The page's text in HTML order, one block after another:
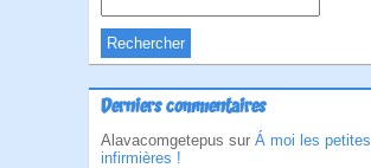
Derniers commentaires
Alavacomgetepus sur Á moi les petites
infirmières !